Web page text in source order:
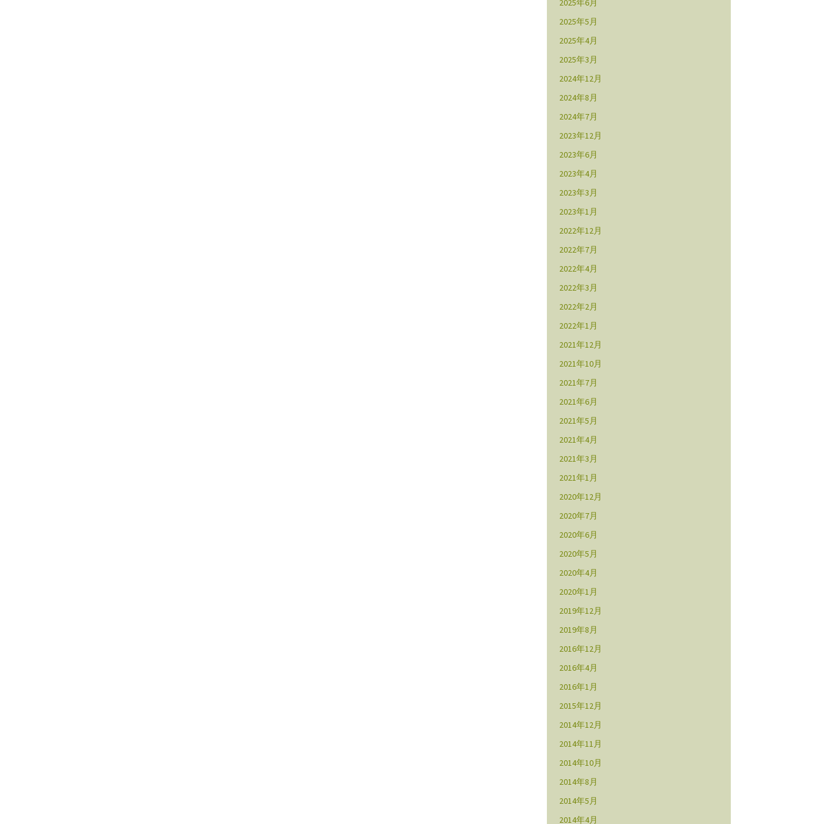
2025年6月
2025年5月
2025年4月
2025年3月
2024年12月
2024年8月
2024年7月
2023年12月
2023年6月
2023年4月
2023年3月
2023年1月
2022年12月
2022年7月
2022年4月
2022年3月
2022年2月
2022年1月
2021年12月
2021年10月
2021年7月
2021年6月
2021年5月
2021年4月
2021年3月
2021年1月
2020年12月
2020年7月
2020年6月
2020年5月
2020年4月
2020年1月
2019年12月
2019年8月
2016年12月
2016年4月
2016年1月
2015年12月
2014年12月
2014年11月
2014年10月
2014年8月
2014年5月
2014年4月